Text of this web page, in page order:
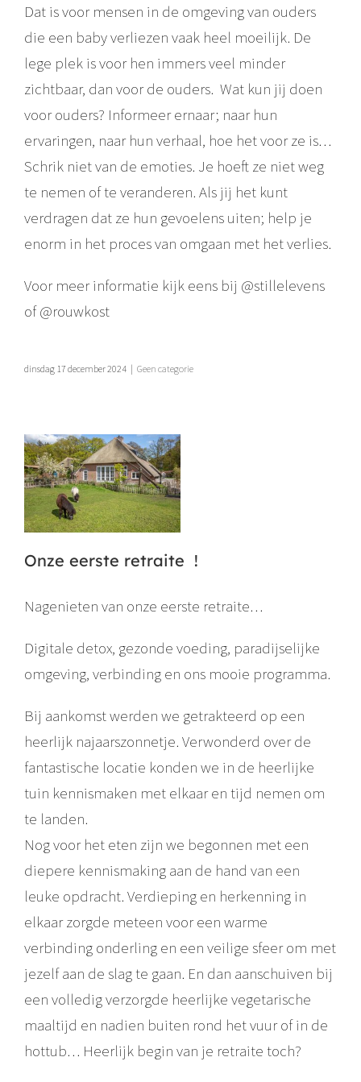
Dat is voor mensen in de omgeving van ouders
die een baby verliezen vaak heel moeilijk. De
lege plek is voor hen immers veel minder
zichtbaar, dan voor de ouders. Wat kun jij doen
voor ouders? Informeer ernaar; naar hun
ervaringen, naar hun verhaal, hoe het voor ze is…
Schrik niet van de emoties. Je hoeft ze niet weg
te nemen of te veranderen. Als jij het kunt
verdragen dat ze hun gevoelens uiten; help je
enorm in het proces van omgaan met het verlies.
Voor meer informatie kijk eens bij @stillelevens
of @rouwkost
dinsdag 17 december 2024 | Geen categorie
Onze eerste retraite !
Nagenieten van onze eerste retraite…
Digitale detox, gezonde voeding, paradijselijke
omgeving, verbinding en ons mooie programma.
Bij aankomst werden we getrakteerd op een
heerlijk najaarszonnetje. Verwonderd over de
fantastische locatie konden we in de heerlijke
tuin kennismaken met elkaar en tijd nemen om
te landen.
Nog voor het eten zijn we begonnen met een
diepere kennismaking aan de hand van een
leuke opdracht. Verdieping en herkenning in
elkaar zorgde meteen voor een warme
verbinding onderling en een veilige sfeer om met
jezelf aan de slag te gaan. En dan aanschuiven bij
een volledig verzorgde heerlijke vegetarische
maaltijd en nadien buiten rond het vuur of in de
hottub… Heerlijk begin van je retraite toch?